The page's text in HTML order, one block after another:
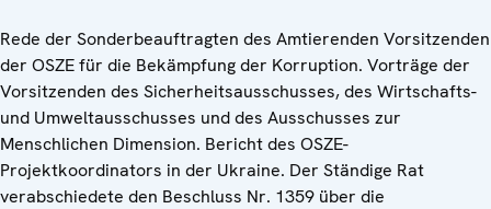
Rede der Sonderbeauftragten des Amtierenden Vorsitzenden
der OSZE für die Bekämpfung der Korruption. Vorträge der
Vorsitzenden des Sicherheitsausschusses, des Wirtschafts-
und Umweltausschusses und des Ausschusses zur
Menschlichen Dimension. Bericht des OSZE-
Projektkoordinators in der Ukraine. Der Ständige Rat
verabschiedete den Beschluss Nr. 1359 über die